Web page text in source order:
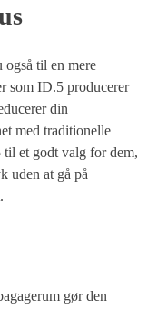
til en mere
som ID.5 producerer
din
med traditionelle
et godt valg for dem,
uden at gå på
gør den